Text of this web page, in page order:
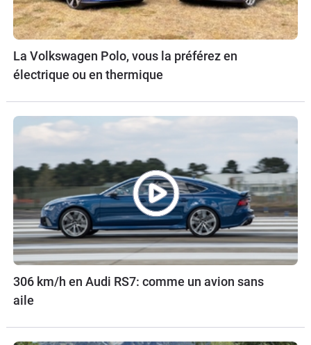
La Volkswagen Polo, vous la préférez en
électrique ou en thermique
306 km/h en Audi RS7: comme un avion sans
aile